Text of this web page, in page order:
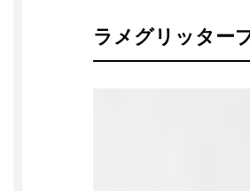
ラメグリッター